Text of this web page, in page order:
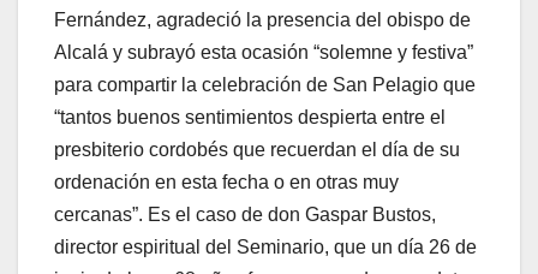
Fernández, agradeció la presencia del obispo de
Alcalá y subrayó esta ocasión “solemne y festiva”
para compartir la celebración de San Pelagio que
“tantos buenos sentimientos despierta entre el
presbiterio cordobés que recuerdan el día de su
ordenación en esta fecha o en otras muy
cercanas”. Es el caso de don Gaspar Bustos,
director espiritual del Seminario, que un día 26 de